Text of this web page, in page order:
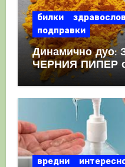
билки
подправки
Динамично дуо:
ЧЕРНИЯ ПИПЕР
комбинация
вредни